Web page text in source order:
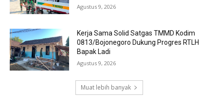
Agustus 9, 2026
Kerja Sama Solid Satgas TMMD Kodim
0813/Bojonegoro Dukung Progres RTLH
Bapak Ladi
Agustus 9, 2026
Muat lebih banyak